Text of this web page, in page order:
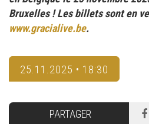
Bruxelles ! Les billets sont en
www.gracialive.be.
25.11.2025 • 18:30
PARTAGER